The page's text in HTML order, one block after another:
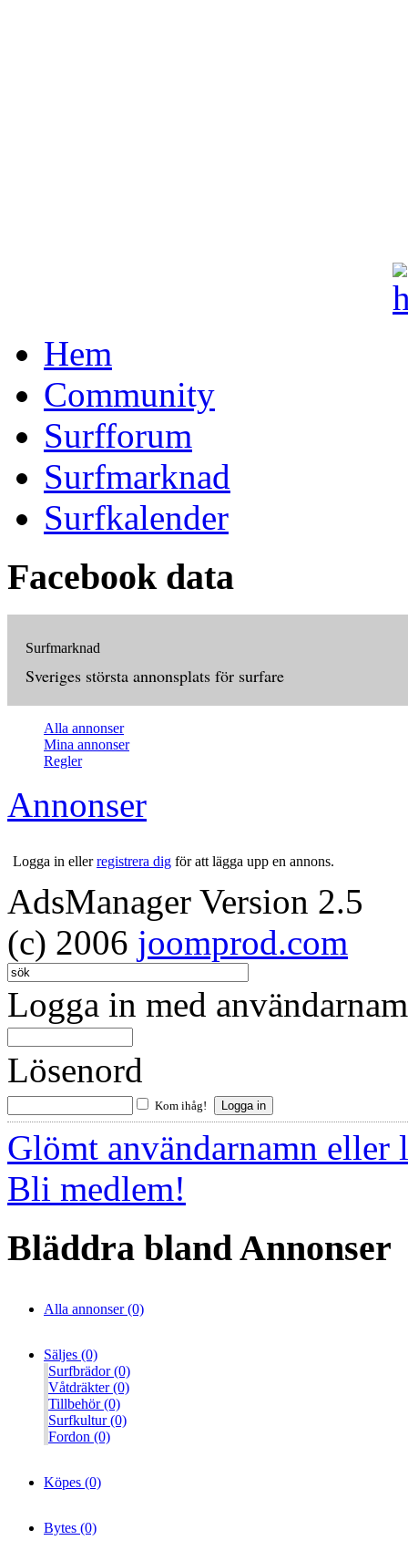
Hem
Community
Surfforum
Surfmarknad
Surfkalender
Facebook data
Surfmarknad
Sveriges största annonsplats för surfare
Alla annonser
Mina annonser
Regler
Annonser
Logga in ellerregistrera dig för att lägga upp en annons.
AdsManager Version 2.5
(c) 2006 joomprod.com
Logga in med
Lösenord
Kom ihåg!
Glömt användarnamn eller
Bli medlem!
Bläddra bland Annonser
Alla annonser (0)
Säljes (0)
Surfbrädor (0)
Våtdräkter (0)
Tillbehör (0)
Surfkultur (0)
Fordon (0)
Köpes (0)
Bytes (0)